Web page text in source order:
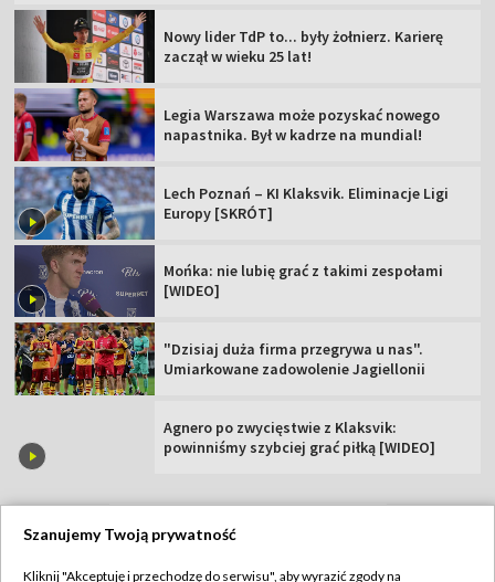
Nowy lider TdP to... były żołnierz. Karierę
zaczął w wieku 25 lat!
Legia Warszawa może pozyskać nowego
napastnika. Był w kadrze na mundial!
Lech Poznań – KI Klaksvik. Eliminacje Ligi
Europy [SKRÓT]
Mońka: nie lubię grać z takimi zespołami
[WIDEO]
"Dzisiaj duża firma przegrywa u nas".
Umiarkowane zadowolenie Jagiellonii
Agnero po zwycięstwie z Klaksvik:
powinniśmy szybciej grać piłką [WIDEO]
Szanujemy Twoją prywatność
Kliknij "Akceptuję i przechodzę do serwisu", aby wyrazić zgody na